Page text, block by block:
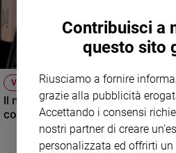
Riflessioni
Video
VIDEO
Il nuovo numero di Famiglia
condirettore.
Contribuisci a
questo sito
Riusciamo a fornire
grazie alla pubblicità
Accettando i consensi
nostri partner di creare
personalizzata ed offrirti